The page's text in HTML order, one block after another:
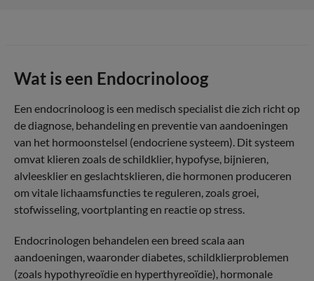
Wat is een Endocrinoloog
Een endocrinoloog is een medisch specialist die zich richt op
de diagnose, behandeling en preventie van aandoeningen
van het hormoonstelsel (endocriene systeem). Dit systeem
omvat klieren zoals de schildklier, hypofyse, bijnieren,
alvleesklier en geslachtsklieren, die hormonen produceren
om vitale lichaamsfuncties te reguleren, zoals groei,
stofwisseling, voortplanting en reactie op stress.
Endocrinologen behandelen een breed scala aan
aandoeningen, waaronder diabetes, schildklierproblemen
(zoals hypothyreoïdie en hyperthyreoïdie), hormonale